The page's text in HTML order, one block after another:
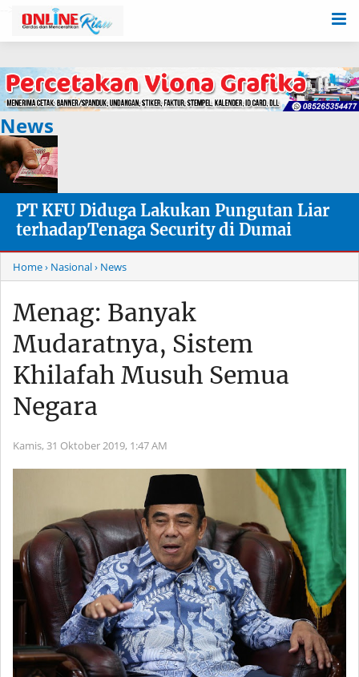
News
PT KFU Diduga Lakukan Pungutan Liar
terhadapTenaga Security di Dumai
Home› Nasional› News
Menag: Banyak
Mudaratnya, Sistem
Khilafah Musuh Semua
Negara
Kamis, 31 Oktober 2019, 1:47 AM